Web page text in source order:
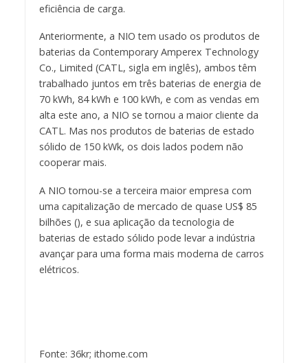
eficiência de carga.
Anteriormente, a NIO tem usado os produtos de
baterias da Contemporary Amperex Technology
Co., Limited (CATL, sigla em inglês), ambos têm
trabalhado juntos em três baterias de energia de
70 kWh, 84 kWh e 100 kWh, e com as vendas em
alta este ano, a NIO se tornou a maior cliente da
CATL. Mas nos produtos de baterias de estado
sólido de 150 kWk, os dois lados podem não
cooperar mais.
A NIO tornou-se a terceira maior empresa com
uma capitalização de mercado de quase US$ 85
bilhões (), e sua aplicação da tecnologia de
baterias de estado sólido pode levar a indústria
avançar para uma forma mais moderna de carros
elétricos.
Fonte: 36kr; ithome.com